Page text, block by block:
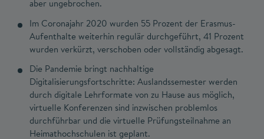
aber ungebrochen.
Im Coronajahr 2020 wurden 55 Prozent der Erasmus-
Aufenthalte weiterhin regulär durchgeführt, 41 Prozent
wurden verkürzt, verschoben oder vollständig abgesagt.
Die Pandemie bringt nachhaltige
Digitalisierungsfortschritte: Auslandssemester werden
durch digitale Lehrformate von zu Hause aus möglich,
virtuelle Konferenzen sind inzwischen problemlos
durchführbar und die virtuelle Prüfungsteilnahme an
Heimathochschulen ist geplant.